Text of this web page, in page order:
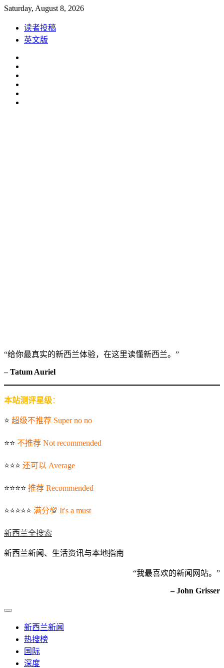
Skip
content
Saturday, August 8, 2026
读者投稿
英文版
“给你最真实的新西兰体验，在这里读懂新西兰。”
– Tatum Auriel
本站测评星级：
⭐️ 超级不推荐 Super no no
⭐️⭐️ 不推荐 Not recommended
⭐️⭐️⭐️ 还可以 Average
⭐️⭐️⭐️⭐️ 推荐 Recommended
⭐️⭐️⭐️⭐️⭐️ 满分💯 It's a must
新西兰全搜索
新西兰新闻、生活资讯与本地指南
“我最喜欢的新闻网站。”
– John Grisser
新西兰新闻
热搜榜
国际
深度